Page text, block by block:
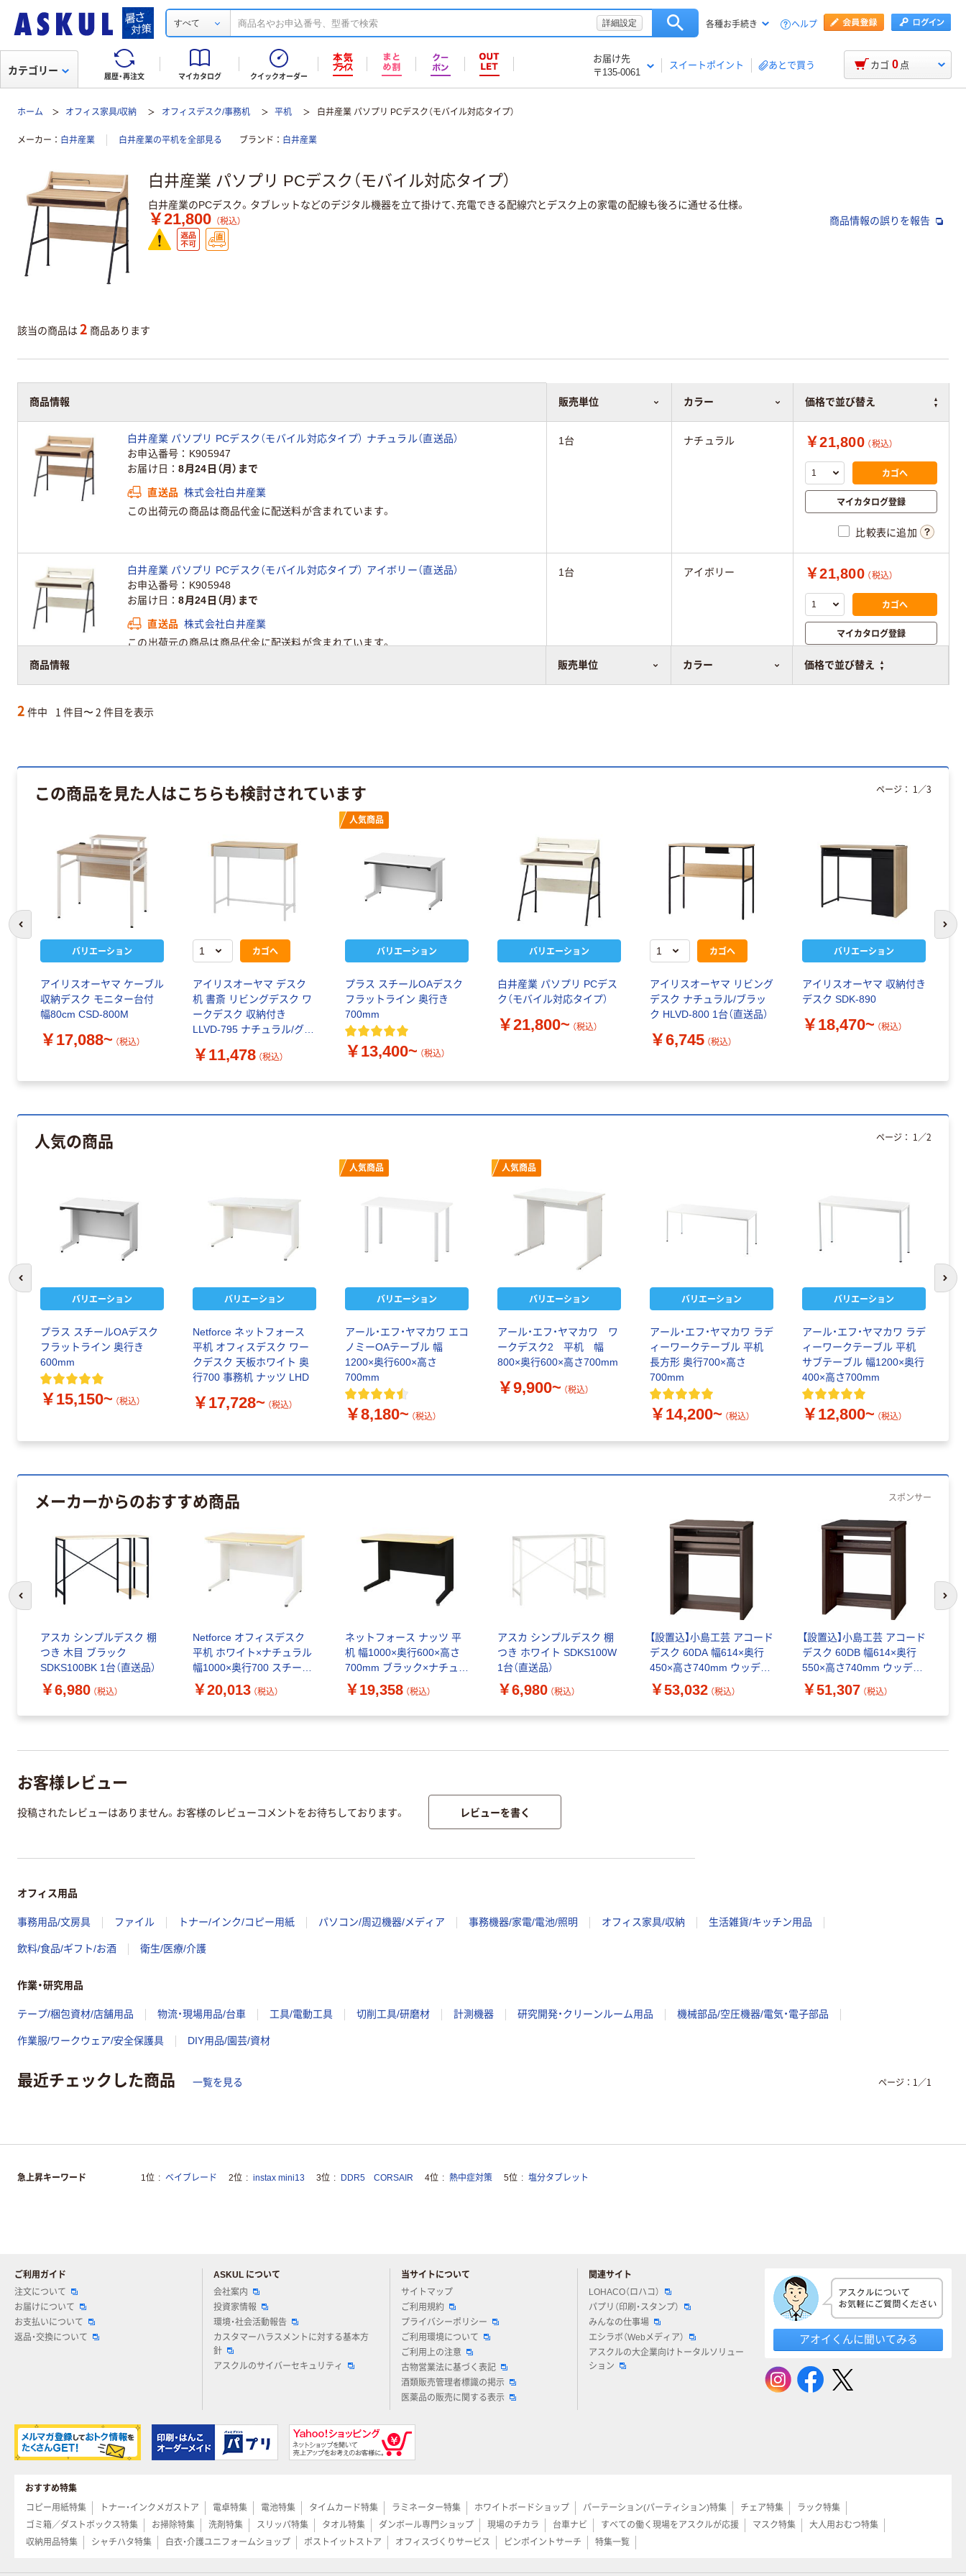
すべて 詳細設定 各種お手続き ヘルプ
履歴・再注文 マイカタログ クイックオーダー
お届け先
〒135-0061
スイートポイント あとで買う
カテゴリー カゴ 0 点
ホーム オフィス家具/収納 オフィスデスク/事務机 平机 白井産業 パソプリ PCデスク（モバイル対応タイプ）
メーカー 白井産業 白井産業の平机を全部見る ブランド 白井産業
白井産業 パソプリ PCデスク（モバイル対応タイプ）
白井産業のPCデスク。タブレットなどのデジタル機器を立て掛けて、充電できる配線穴とデスク上の家電の配線も後ろに通せる仕様。
￥21,800 （税込） 商品情報の誤りを報告
該当の商品は 2 商品あります
商品情報 販売単位 カラー 価格で並び替え
商品情報 販売単位 カラー 価格で並び替え
白井産業 パソプリ PCデスク（モバイル対応タイプ） ナチュラル（直送品）
お申込番号
K905947
お届け日
8月24日（月）まで
直送品 株式会社白井産業
この出荷元の商品は商品代金に配送料が含まれています。
1台 ナチュラル ￥21,800 （税込）
カゴへ
マイカタログ登録
比較表に追加
白井産業 パソプリ PCデスク（モバイル対応タイプ） アイボリー（直送品）
お申込番号
K905948
お届け日
8月24日（月）まで
直送品 株式会社白井産業
この出荷元の商品は商品代金に配送料が含まれています。
1台 アイボリー ￥21,800 （税込）
カゴへ
マイカタログ登録
比較表に追加
2 件中 1 件目〜 2 件目を表示
この商品を見た人はこちらも検討されています
バリエーション
アイリスオーヤマ ケーブル
収納デスク モニター台付
幅80cm CSD-800M
￥17,088~ （税込）
カゴへ
アイリスオーヤマ デスク
机 書斎 リビングデスク ワ
ークデスク 収納付き
LLVD-795 ナチュラル/グレ
￥11,478 （税込）
人気商品
バリエーション
プラス スチールOAデスク
フラットライン 奥行き
700mm
￥13,400~ （税込）
バリエーション
白井産業 パソプリ PCデス
ク（モバイル対応タイプ）
￥21,800~ （税込）
カゴへ
アイリスオーヤマ リビング
デスク ナチュラル/ブラッ
ク HLVD-800 1台（直送品）
￥6,745 （税込）
バリエーション
アイリスオーヤマ 収納付き
デスク SDK-890
￥18,470~ （税込）
ページ： 1 ／3
次
人気の商品
バリエーション
プラス スチールOAデスク
フラットライン 奥行き
600mm
￥15,150~ （税込）
バリエーション
Netforce ネットフォース
平机 オフィスデスク ワー
クデスク 天板ホワイト 奥
行700 事務机 ナッツ LHD
￥17,728~ （税込）
人気商品
バリエーション
アール・エフ・ヤマカワ エコ
ノミーOAテーブル 幅
1200×奥行600×高さ
700mm
￥8,180~ （税込）
人気商品
バリエーション
アール・エフ・ヤマカワ ワ
ークデスク2 平机 幅
800×奥行600×高さ700mm
￥9,900~ （税込）
バリエーション
アール・エフ・ヤマカワ ラデ
ィーワークテーブル 平机
長方形 奥行700×高さ
700mm
￥14,200~ （税込）
バリエーション
アール・エフ・ヤマカワ ラデ
ィーワークテーブル 平机
サブテーブル 幅1200×奥行
400×高さ700mm
￥12,800~ （税込）
ページ： 1 ／2
前のスライドへ 次
メーカーからのおすすめ商品 スポンサー
アスカ シンプルデスク 棚
つき 木目 ブラック
SDKS100BK 1台（直送品）
￥6,980 （税込）
Netforce オフィスデスク
平机 ホワイト×ナチュラル
幅1000×奥行700 スチール
製 1台（直送品）
￥20,013 （税込）
ネットフォース ナッツ 平
机 幅1000×奥行600×高さ
700mm ブラック×ナチュラ
ル LHD-106B-AW-NA 1台
（直送品）
￥19,358 （税込）
アスカ シンプルデスク 棚
つき ホワイト SDKS100W
1台（直送品）
￥6,980 （税込）
【設置込】小島工芸 アコード
デスク 60DA 幅614×奥行
450×高さ740mm ウッディ
ウェンジ 2150468 1台（直
送品）
￥53,032 （税込）
【設置込】小島工芸 アコード
デスク 60DB 幅614×奥行
550×高さ740mm ウッディ
ウェンジ 2150482 1台（直
送品）
￥51,307 （税込）
前のスライドへ 次
お客様レビュー
投稿されたレビューはありません。お客様のレビューコメントをお待ちしております。 レビューを書く
オフィス用品
事務用品/文房具 ファイル トナー/インク/コピー用紙 パソコン/周辺機器/メディア 事務機器/家電/電池/照明 オフィス家具/収納 生活雑貨/キッチン用品
飲料/食品/ギフト/お酒 衛生/医療/介護
作業・研究用品
テープ/梱包資材/店舗用品 物流・現場用品/台車 工具/電動工具 切削工具/研磨材 計測機器 研究開発・クリーンルーム用品 機械部品/空圧機器/電気・電子部品
作業服/ワークウェア/安全保護具 DIY用品/園芸/資材
最近チェックした商品 一覧を見る ページ： 1 ／1
急上昇キーワード 1位 ベイブレード 2位 instax mini13 3位 DDR5 CORSAIR 4位 熱中症対策 5位 塩分タブレット
ご利用ガイド
注文について
お届けについて
お支払いについて
返品・交換について
ASKUL について
会社案内
投資家情報
環境・社会活動報告
カスタマーハラスメントに対する基本方
針
アスクルのサイバーセキュリティ
当サイトについて
サイトマップ
ご利用規約
プライバシーポリシー
ご利用環境について
ご利用上の注意
古物営業法に基づく表記
酒類販売管理者標識の掲示
医薬品の販売に関する表示
関連サイト
LOHACO（ロハコ）
パプリ（印刷・スタンプ）
みんなの仕事場
エシラボ（Webメディア）
アスクルの大企業向けトータルソリュー
ション
アオイくんに聞いてみる
おすすめ特集
コピー用紙特集
トナー・インクメガストア 電卓特集 電池特集 タイムカード特集 ラミネーター特集 ホワイトボードショップ パーテーション(パーティション)特集 チェア特集
ラック特集
ゴミ箱／ダストボックス特集
お掃除特集 洗剤特集 スリッパ特集 タオル特集 ダンボール専門ショップ 現場のチカラ 台車ナビ すべての働く現場をアスクルが応援 マスク特集
大人用おむつ特集
収納用品特集
シャチハタ特集 白衣・介護ユニフォームショップ ポストイットストア オフィスづくりサービス ピンポイントサーチ 特集一覧